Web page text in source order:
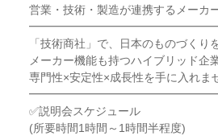
営業・技術・製造が連携するメーカ
「技術商社」で、日本のものづくり
メーカー機能も持つハイブリッド企
専門性×安定性×成長性を手に入れま
✅説明会スケジュール
(所要時間1時間～1時間半程度)